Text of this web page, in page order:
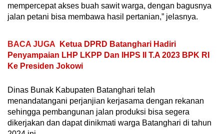
mempercepat akses buah sawit warga, dengan bagusnya
jalan petani bisa membawa hasil pertanian,” jelasnya.
BACA JUGA
Ketua DPRD Batanghari Hadiri
Penyampaian LHP LKPP Dan IHPS II T.A 2023 BPK RI
Ke Presiden Jokowi
Dinas Bunak Kabupaten Batanghari telah
menandatangani perjanjian kerjasama dengan rekanan
sehingga pembangunan jalan produksi bisa segera
dikerjakan dan dapat dinikmati warga Batanghari di tahun